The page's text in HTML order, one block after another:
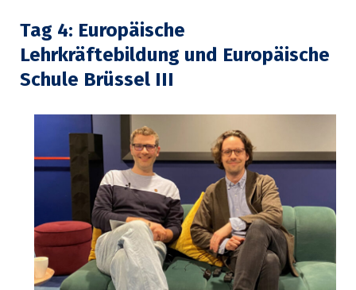
Tag 4: Europäische
Lehrkräftebildung und Europäische
Schule Brüssel III